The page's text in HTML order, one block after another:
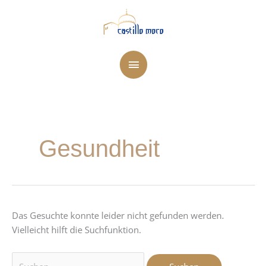
Hauptmenü
Gesundheit
Das Gesuchte konnte leider nicht gefunden werden.
Vielleicht hilft die Suchfunktion.